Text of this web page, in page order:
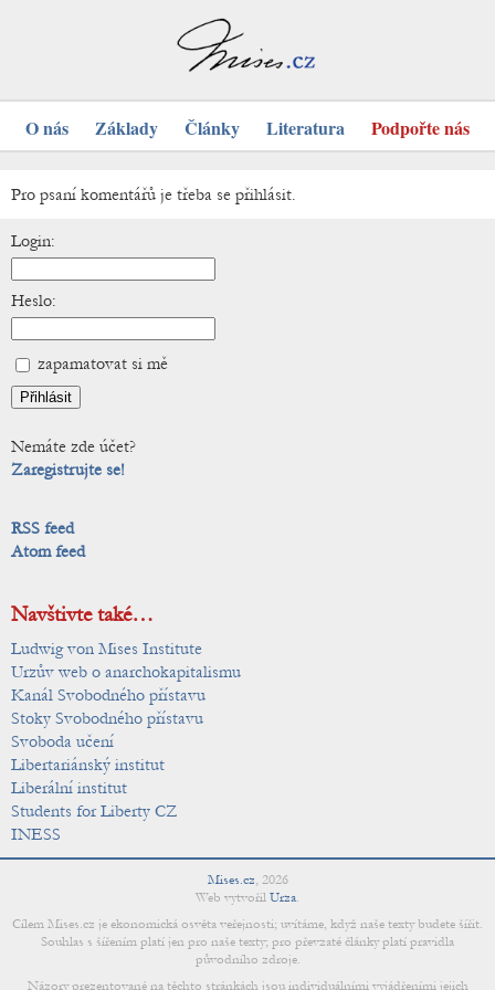
O nás Základy Články Literatura Podpořte nás
Pro psaní komentářů je třeba se přihlásit.
Login:
Heslo:
zapamatovat si mě
Nemáte zde účet?
Zaregistrujte se!
RSS feed
Atom feed
Navštivte také…
Ludwig von Mises Institute
Urzův web o anarchokapitalismu
Kanál Svobodného přístavu
Stoky Svobodného přístavu
Svoboda učení
Libertariánský institut
Liberální institut
Students for Liberty CZ
INESS
Mises.cz, 2026
Web vytvořil Urza.
Cílem Mises.cz je ekonomická osvěta veřejnosti; uvítáme, když naše texty budete šířit.
Souhlas s šířením platí jen pro naše texty; pro převzaté články platí pravidla
původního zdroje.
Názory prezentované na těchto stránkách jsou individuálními vyjádřeními jejich